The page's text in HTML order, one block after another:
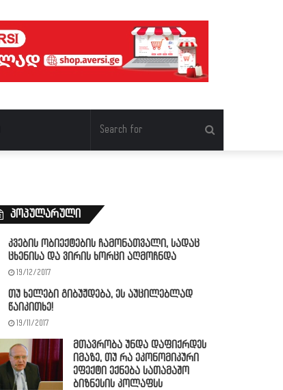
პოპულარული
კვების ობიექტების ჩამონათვალი, სადაც
ცხენისა და ვირის ხორცი აღმოჩნდა
19/12/2017
თუ ხელები გიბუჟდება, ეს აუცილებლად
წაიკითხე!
19/11/2017
მთავრობა უნდა დაფიქრდეს
იმაზე, თუ რა ეკონომიკური
ეფექტი ექნება სათამაშო
ბიზნესის კოლაფსს